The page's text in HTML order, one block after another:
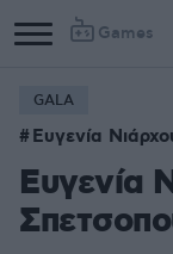
Games
GALA
Ευγενία
Ευγενία